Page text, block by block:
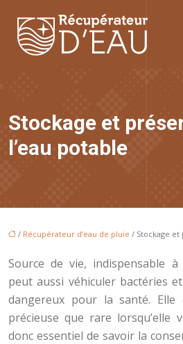
Stockage et
l’eau potable
/ Récupérateur d’eau de pluie / Stockage et
Source de vie, indispensable
peut aussi véhiculer bactéries
dangereux pour la santé. Elle
précieuse que rare lorsqu’elle
donc essentiel de savoir la